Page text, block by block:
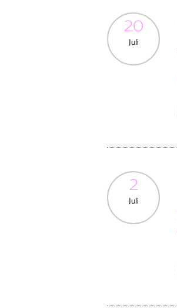
20
Juli
2
Juli